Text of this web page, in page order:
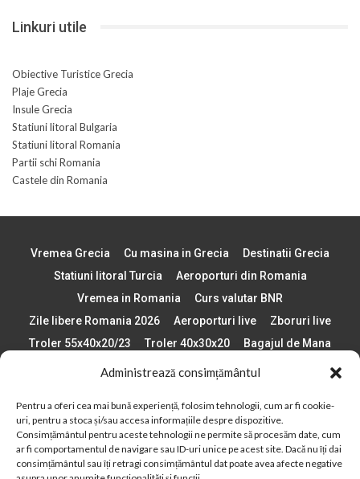
Administrează consimțământul
Pentru a oferi cea mai bună experiență, folosim tehnologii, cum ar fi cookie-
uri, pentru a stoca și/sau accesa informațiile despre dispozitive.
Consimțământul pentru aceste tehnologii ne permite să procesăm date, cum
ar fi comportamentul de navigare sau ID-uri unice pe acest site. Dacă nu îți dai
consimțământul sau îți retragi consimțământul dat poate avea afecte negative
Linkuri utile
Obiective Turistice Grecia
Plaje Grecia
Insule Grecia
Statiuni litoral Bulgaria
Statiuni litoral Romania
Partii schi Romania
Castele din Romania
Vremea Grecia Cu masina in Grecia
Destinatii Grecia
Statiuni litoral Turcia
Aeroporturi din Romania
Vremea in Romania
Curs valutar BNR
Zile libere Romania 2026
Aeroporturi live
Zboruri live
Troler 55x40x20/23
Troler 40x30x20
Bagajul de Mana
Paste 2026
Cele mai bune telefoane
Plaje din Europa
Concerte Romania 2025
Asigurare de calatorie
Când se schimba ora în 2026
Calendar Formula 1 sezon 2026
Boarding Pass